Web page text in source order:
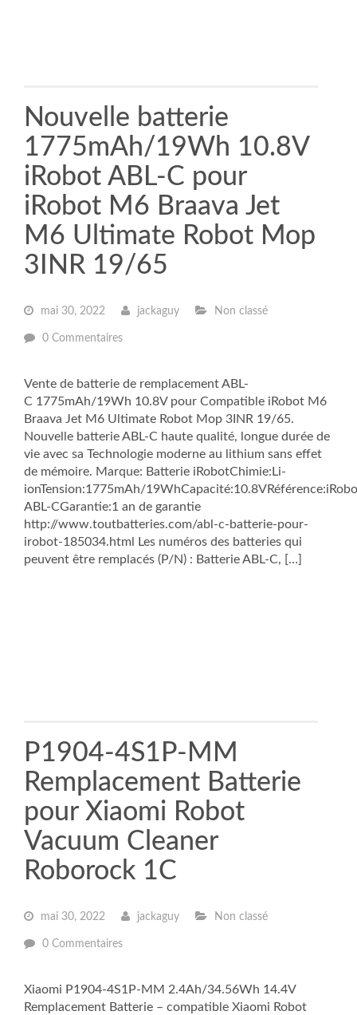
Nouvelle batterie
1775mAh/19Wh 10.8V
iRobot ABL-C pour
iRobot M6 Braava Jet
M6 Ultimate Robot Mop
3INR 19/65
mai 30, 2022 jackaguy Non classé
0 Commentaires
Vente de batterie de remplacement ABL-
C 1775mAh/19Wh 10.8V pour Compatible iRobot M6
Braava Jet M6 Ultimate Robot Mop 3INR 19/65.
Nouvelle batterie ABL-C haute qualité, longue durée de
vie avec sa Technologie moderne au lithium sans effet
de mémoire. Marque: Batterie iRobotChimie:Li-
ionTension:1775mAh/
ABL-CGarantie:1 an de garantie
http://www.toutbatteries.com/abl-c-batterie-pour-
irobot-185034.html Les numéros des batteries qui
peuvent être remplacés (P/N) : Batterie ABL-C, […]
P1904-4S1P-MM
Remplacement Batterie
pour Xiaomi Robot
Vacuum Cleaner
Roborock 1C
mai 30, 2022 jackaguy Non classé
0 Commentaires
Xiaomi P1904-4S1P-MM 2.4Ah/34.56Wh 14.4V
Remplacement Batterie – compatible Xiaomi Robot